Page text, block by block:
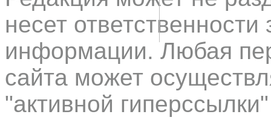
несет
информации. Любая
сайта может
"активной